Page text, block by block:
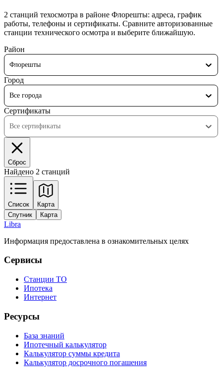
2 станций техосмотра в районе Флорешты: адреса, график
работы, телефоны и сертификаты. Сравните авторизованные
станции технического осмотра и выберите ближайшую.
Район
Флорешты
Город
Все города
Сертификаты
Все сертификаты
Сброс
Найдено 2 станций
Список Карта
+
−
Tiles © Esri — Source: Esri, Maxar, Earthstar Geographics, and the GIS
User Community
Спутник Карта
Libra
Информация предоставлена в ознакомительных целях
Сервисы
Станции ТО
Ипотека
Интернет
Ресурсы
База знаний
Ипотечный калькулятор
Калькулятор суммы кредита
Калькулятор досрочного погашения